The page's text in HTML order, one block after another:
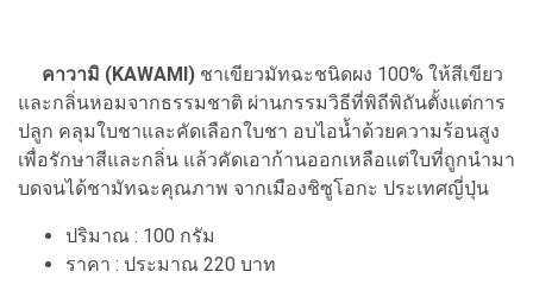
คาวามิ (KAWAMI) ชาเขียวมัทฉะชนิดผง 100% ให้สีเขียว
และกลิ่นหอมจากธรรมชาติ ผ่านกรรมวิธีที่พิถีพิถันตั้งแต่การ
ปลูก คลุมใบชาและคัดเลือกใบชา อบไอน้ำด้วยความร้อนสูง
เพื่อรักษาสีและกลิ่น แล้วคัดเอาก้านออกเหลือแต่ใบที่ถูกนำมา
บดจนได้ชามัทฉะคุณภาพ จากเมืองชิซูโอกะ ประเทศญี่ปุ่น
ปริมาณ : 100 กรัม
ราคา : ประมาณ 220 บาท